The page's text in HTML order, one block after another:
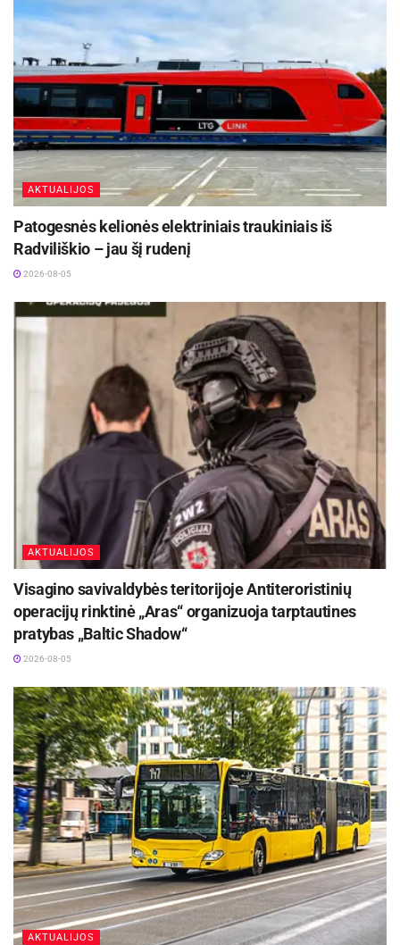
garbingą IV -ąją vietą.
Komandų subūrimu ir kelione rūpinosi ir organizavo
Ukmergės sporto centras.
Šaltinis: Ukmergės rajono savivaldybė
AKTUALIJOS
Patogesnės kelionės elektriniais traukiniais iš
Radviliškio – jau šį rudenį
2026-08-05
AKTUALIJOS
Visagino savivaldybės teritorijoje Antiteroristinių
operacijų rinktinė „Aras“ organizuoja tarptautines
pratybas „Baltic Shadow“
2026-08-05
AKTUALIJOS